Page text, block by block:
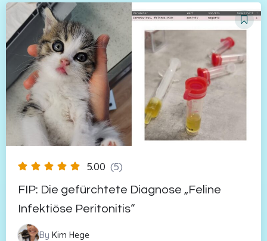
5.00 (5)
FIP: Die gefürchtete Diagnose „Feline
Infektiöse Peritonitis“
By Kim Hege